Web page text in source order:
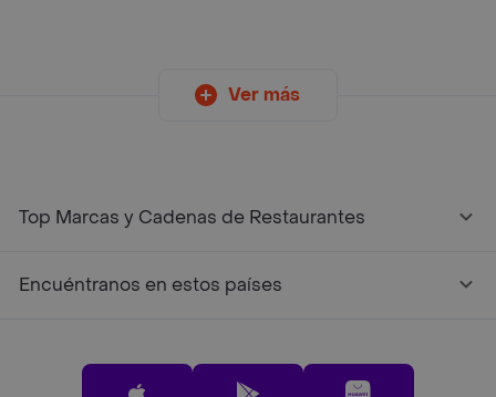
Ver más
Top Marcas y Cadenas de Restaurantes
Encuéntranos en estos países